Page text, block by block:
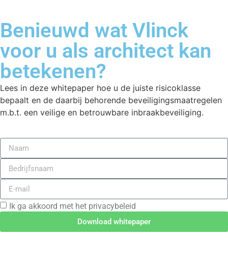
Benieuwd wat Vlinck
voor u als architect kan
betekenen?
Lees in deze whitepaper hoe u de juiste risicoklasse
bepaalt en de daarbij behorende beveiligingsmaatregelen
m.b.t. een veilige en betrouwbare inbraakbeveiliging.
Ik ga akkoord met het privacybeleid
Download whitepaper